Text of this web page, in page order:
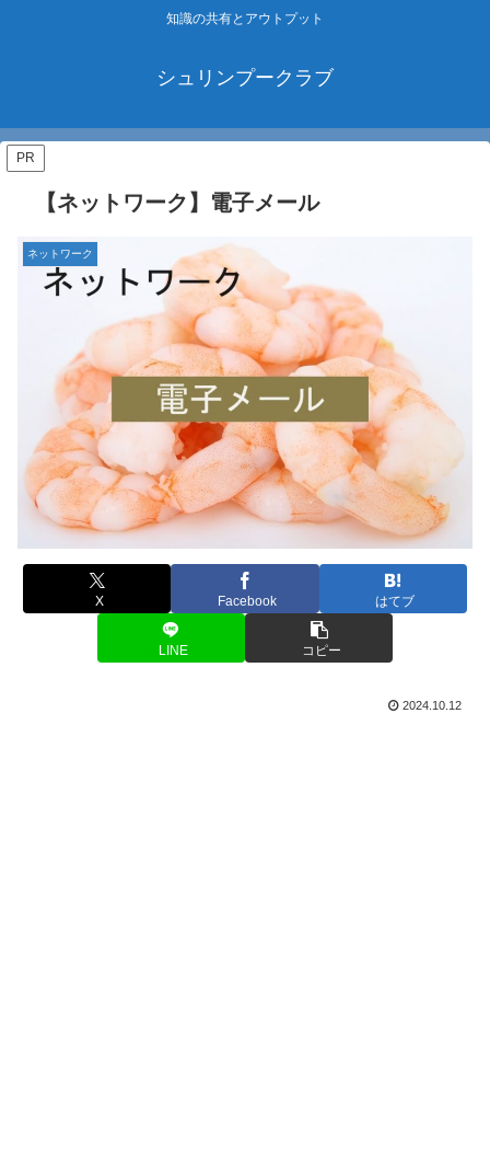
知識の共有とアウトプット
シュリンプークラブ
PR
【ネットワーク】電子メール
ネットワーク
X Facebook はてブ
LINE コピー
2024.10.12